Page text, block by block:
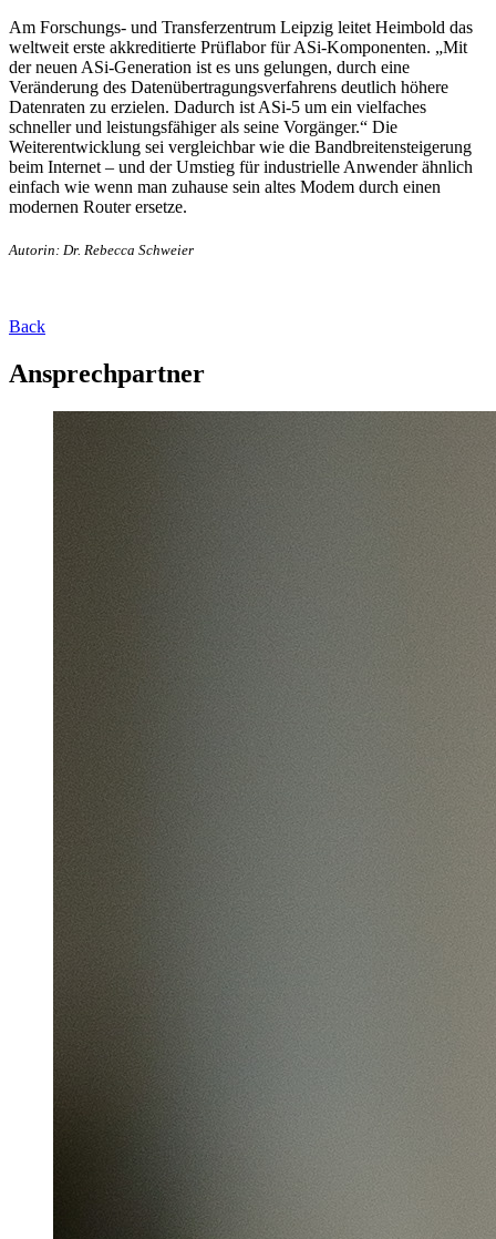
Am Forschungs- und Transferzentrum Leipzig leitet Heimbold das
weltweit erste akkreditierte Prüflabor für ASi-Komponenten. „Mit
der neuen ASi-Generation ist es uns gelungen, durch eine
Veränderung des Datenübertragungsverfahrens deutlich höhere
Datenraten zu erzielen. Dadurch ist ASi-5 um ein vielfaches
schneller und leistungsfähiger als seine Vorgänger.“ Die
Weiterentwicklung sei vergleichbar wie die Bandbreitensteigerung
beim Internet – und der Umstieg für industrielle Anwender ähnlich
einfach wie wenn man zuhause sein altes Modem durch einen
modernen Router ersetze.
Autorin: Dr. Rebecca Schweier
Back
Ansprechpartner